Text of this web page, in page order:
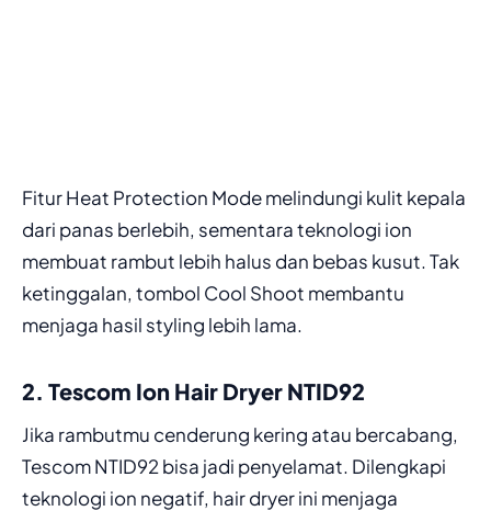
Fitur Heat Protection Mode melindungi kulit kepala
dari panas berlebih, sementara teknologi ion
membuat rambut lebih halus dan bebas kusut. Tak
ketinggalan, tombol Cool Shoot membantu
menjaga hasil styling lebih lama.
2. Tescom Ion Hair Dryer NTID92
Jika rambutmu cenderung kering atau bercabang,
Tescom NTID92 bisa jadi penyelamat. Dilengkapi
teknologi ion negatif, hair dryer ini menjaga